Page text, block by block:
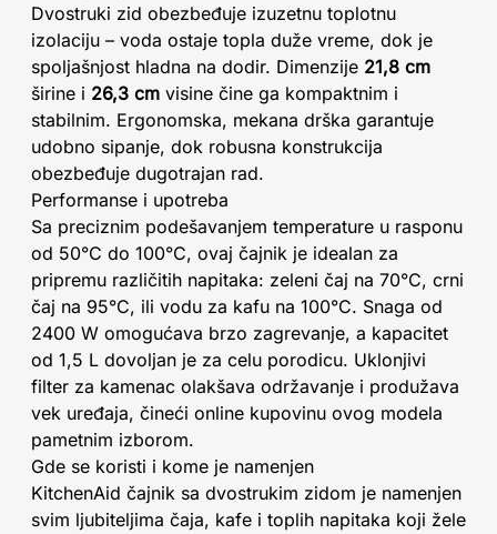
Dvostruki zid obezbeđuje izuzetnu toplotnu
izolaciju – voda ostaje topla duže vreme, dok je
spoljašnjost hladna na dodir. Dimenzije 21,8 cm
širine i 26,3 cm visine čine ga kompaktnim i
stabilnim. Ergonomska, mekana drška garantuje
udobno sipanje, dok robusna konstrukcija
obezbeđuje dugotrajan rad.
Performanse i upotreba
Sa preciznim podešavanjem temperature u rasponu
od 50°C do 100°C, ovaj čajnik je idealan za
pripremu različitih napitaka: zeleni čaj na 70°C, crni
čaj na 95°C, ili vodu za kafu na 100°C. Snaga od
2400 W omogućava brzo zagrevanje, a kapacitet
od 1,5 L dovoljan je za celu porodicu. Uklonjivi
filter za kamenac olakšava održavanje i produžava
vek uređaja, čineći online kupovinu ovog modela
pametnim izborom.
Gde se koristi i kome je namenjen
KitchenAid čajnik sa dvostrukim zidom je namenjen
svim ljubiteljima čaja, kafe i toplih napitaka koji žele